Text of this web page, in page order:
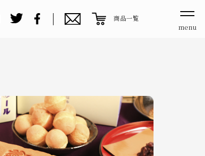
商品一覧
menu